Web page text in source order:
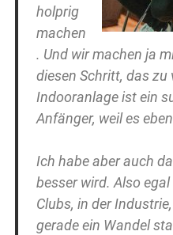
holprig
machen
. Und wir machen ja
diesen Schritt, das zu
Indooranlage ist ein
Anfänger, weil es
Ich habe aber auch
besser wird. Also
Clubs, in der
gerade ein Wandel